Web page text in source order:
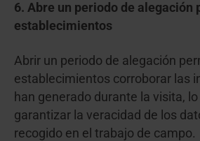
6. Abre un periodo de alegación
establecimientos
Abrir un periodo de alegación
establecimientos corroborar las
han generado durante la visita,
garantizar la veracidad de los
recogido en el trabajo de campo.